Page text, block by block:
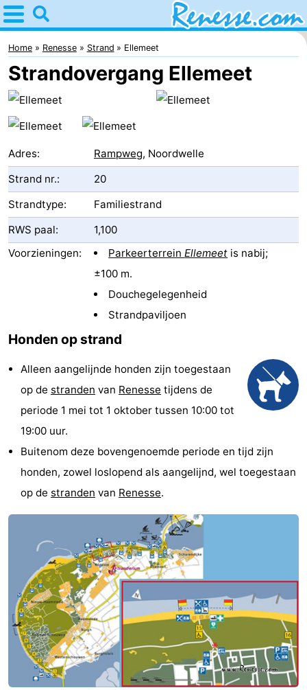
Home
Renesse
Tips
Voor
Appartementen
-
Port
-
Buitenheem
De
Oase
-
Duinoord
Julianahoeve
Livingstone
Port
Greve
Port
Zélande
-
Resort
Home Renesse Strand Ellemeet
Strandovergang Ellemeet
Adres: Rampweg, Noordwelle
Strand nr.:
20
Strandtype:
Familiestrand
RWS paal:
1,100
Voorzieningen:
ParkeerterreinEllemeet is nabij;
±100 m.
Douchegelegenheid
Strandpaviljoen
Honden op strand
Alleen aangelijnde honden zijn toegestaan
op de stranden van Renesse tijdens de
periode 1 mei tot 1 oktober tussen 10:00 tot
19:00 uur.
Buitenom deze bovengenoemde periode en tijd zijn
honden, zowel loslopend als aangelijnd, wel toegestaan
op de stranden van Renesse.